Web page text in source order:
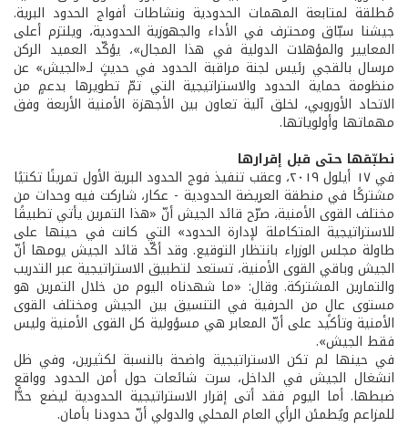
مُطلقة لمتابعة المهمات الحدودية ونشاطات أفواج الحدود البرية.
جيشنا سبّاق ومحترف في الأداء والجهوزية الحدودية، ويلتزم أعلى
المعايير والمؤهلات الدولية في هذا المجال»، يؤكّد العميد الركن
مرسال بالقجي رئيس لجنة مراقبة الحدود في حديثٍ لـ«الجيش» عن
منظومة حماية الحدود والاستراتيجية التي تمّ تطويرها بدعمٍ من
الاتحاد الأوروبي، لخلق آلية تعاون بين الأجهزة الأمنية الأربعة وفق
مهماتها وأولوياتها.
نطبّقها حتى قبل إقرارها
في ١٧ أيلول ٢٠١٩، وعقب تنفيذ فوج الحدود البرية الأول تمرينًا تكتيًا
مشتركًا في منطقة العريضة الحدودية - عكار، شاركت فيه وحدات من
مختلف القوى الأمنية، صرّح قائد الجيش أنّ «هذا التمرين يأتي تطبيقًا
للاستراتيجية المتكاملة لإدارة الحدود» التي كانت في حينها على
طاولة مجلس الوزراء بانتظار التوقيع. وقد أكّد قائد الجيش يومها أنّ
الجيش وباقي القوى الأمنية، تستعد لتطبيق الاستراتيجية عبر التدريب
والتمارين المشتركة. وقال: «ما شهدناه اليوم من خلال التمرين هو
مستوى عالٍ من الحرفية في التنسيق بين الجيش ومختلف القوى
الأمنية وتأكيد على أنّ المعابر هي مسؤولية كل القوى الأمنية وليس
فقط الجيش».
في حينها لم تكن الاستراتيجية واضحة بالنسبة لكثيرين، وفي ظل
انشغال الجيش في الداخل، سرت شائعات حول أمن الحدود وواقع
ضبطها. أما اليوم فقد أتى إقرار الاستراتيجية الحدودية ليضع حدًّا
للمزاعم ويُطمئن الرأي العام المحلي والدولي أنّ حدودنا بأمان.